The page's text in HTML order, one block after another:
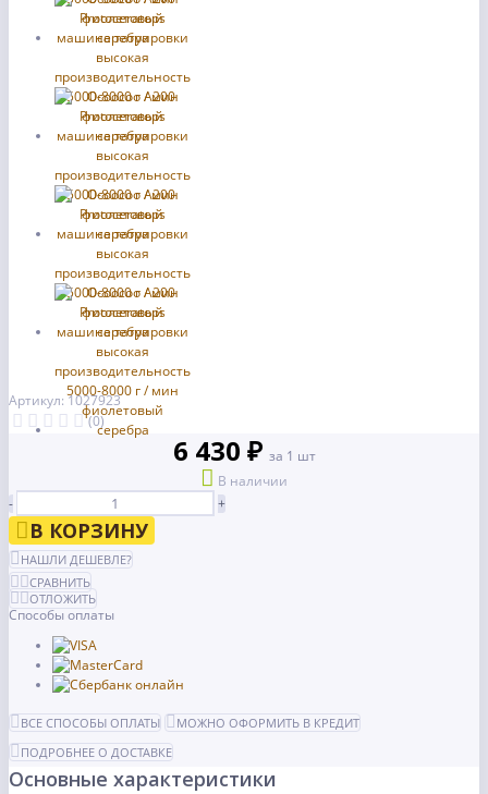
Артикул: 1027923
(0)
6 430 ₽ за 1 шт
В наличии
-
+
В КОРЗИНУ
НАШЛИ ДЕШЕВЛЕ?
СРАВНИТЬ
ОТЛОЖИТЬ
Способы оплаты
ВСЕ СПОСОБЫ ОПЛАТЫ
МОЖНО ОФОРМИТЬ В КРЕДИТ
ПОДРОБНЕЕ О ДОСТАВКЕ
Основные характеристики